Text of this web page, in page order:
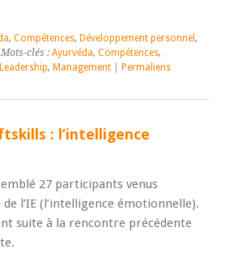
, Compétences, Développement personnel ,
clés : Ayurvéda, Compétences,
Leadership, Management Permaliens
: l’intelligence
27 participants venus
l’IE (l’intelligence émotionnelle).
suite à la rencontre précédente